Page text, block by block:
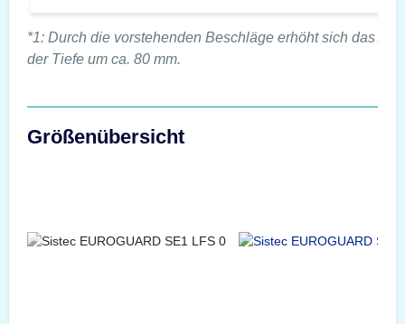
*1: Durch die vorstehenden Beschläge erhöht sich das
der Tiefe um ca. 80 mm.
Größenübersicht